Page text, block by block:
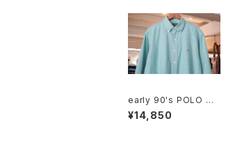
early 90's POLO CO
UNTRY mint-green
chambray Shirt
¥14,850